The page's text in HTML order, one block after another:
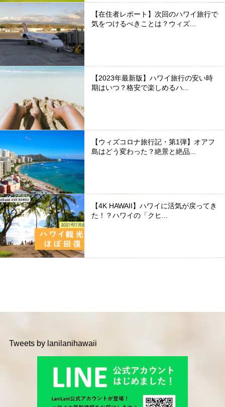
【在住者レポート】次回のハワイ旅行で
気をつけるべきことは？ウィズ...
【2023年最新版】ハワイ旅行の安い時
期はいつ？格安で楽しめるハ...
【ウィズコロナ旅行記・第1弾】オアフ
島はどう変わった？絶景と絶品...
【4K HAWAII】ハワイに活気が戻ってき
た！？ハワイの「クヒ...
Tweets by lanilanihawaii